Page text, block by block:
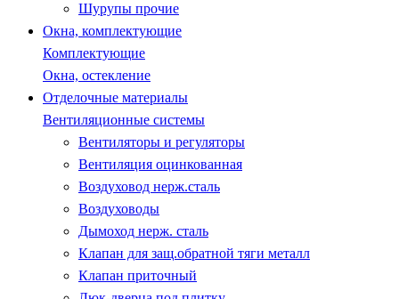
Шурупы прочие
Окна, комплектующие
Комплектующие
Окна, остекление
Отделочные материалы
Вентиляционные системы
Вентиляторы и регуляторы
Вентиляция оцинкованная
Воздуховод нерж.сталь
Воздуховоды
Дымоход нерж. сталь
Клапан для защ.обратной тяги металл
Клапан приточный